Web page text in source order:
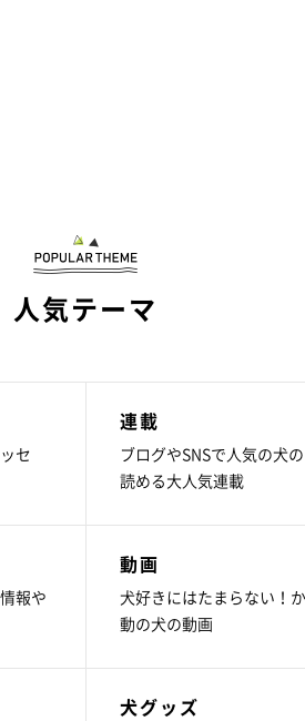
人気テーマ
セ
連載
ブログやSNSで人気の犬
読める大人気連載
報や
動画
犬好きにはたまらない！
動の犬の動画
犬グッズ